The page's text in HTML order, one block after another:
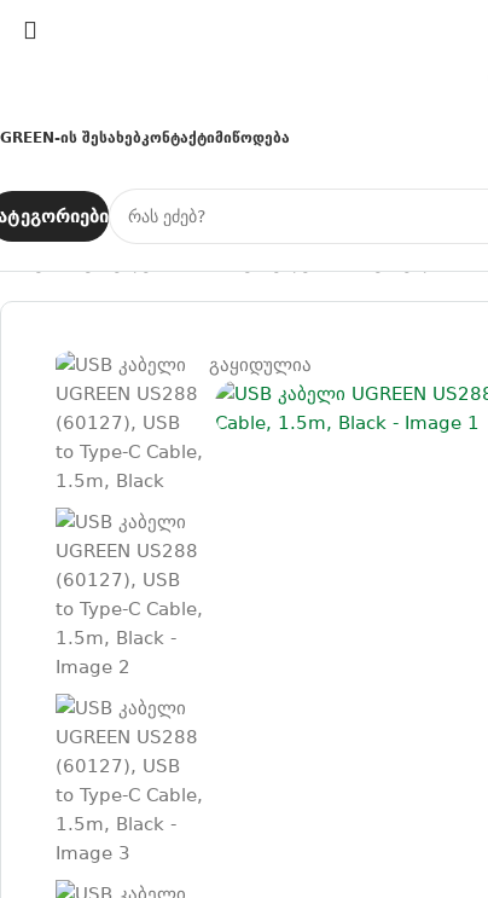
Ის ᲨესახებᲙონტაქტიᲛიწოდება
გაყიდულია